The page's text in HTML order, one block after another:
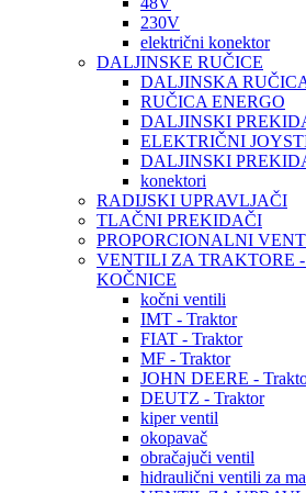
230V
električni konektor
DALJINSKE RUČICE
DALJINSKA
RUČICA ENERGO
DALJINSKI
ELEKTRIČNI
DALJINSKI
konektori
RADIJSKI UPRAVLJAČI
TLAČNI PREKIDAČI
PROPORCIONALNI
VENTILI ZA TRAKTORE
KOČNICE
kočni ventili
IMT - Traktor
FIAT - Traktor
MF - Traktor
JOHN DEERE -
DEUTZ - Traktor
kiper ventil
okopavač
obračajuči ventil
hidraulični ventili za